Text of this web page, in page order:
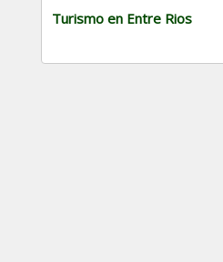
Turismo en Entre Rios